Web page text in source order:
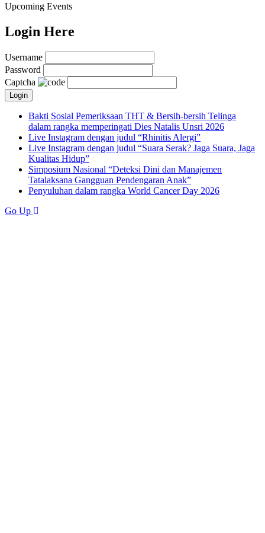
Upcoming Events
Login Here
Username
Password
Captcha
Bakti Sosial Pemeriksaan THT & Bersih-bersih Telinga
dalam rangka memperingati Dies Natalis Unsri 2026
Live Instagram dengan judul “Rhinitis Alergi”
Live Instagram dengan judul “Suara Serak? Jaga Suara, Jaga
Kualitas Hidup”
Simposium Nasional “Deteksi Dini dan Manajemen
Tatalaksana Gangguan Pendengaran Anak”
Penyuluhan dalam rangka World Cancer Day 2026
Go Up